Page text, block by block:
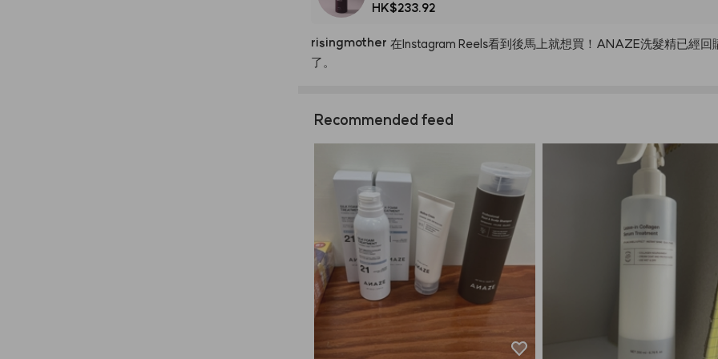
HK$233.92
risingmother 在Instagram Reels看到後馬上就想買！ANAZE洗髮精已經回
了。
Recommended feed